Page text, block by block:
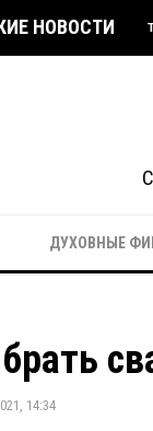
НОВОСТИ
ДУХОВНЫЕ
14:34